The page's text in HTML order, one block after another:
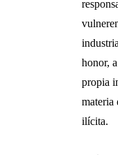
honor,
propia
materia
ilícita.